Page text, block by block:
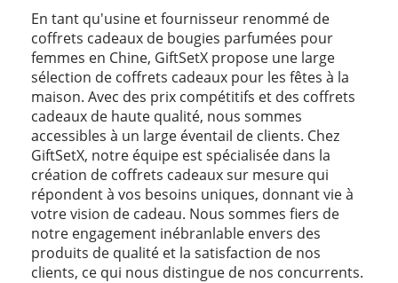
En tant qu'usine et fournisseur renommé de
coffrets cadeaux de bougies parfumées pour
femmes en Chine, GiftSetX propose une large
sélection de coffrets cadeaux pour les fêtes à la
maison. Avec des prix compétitifs et des coffrets
cadeaux de haute qualité, nous sommes
accessibles à un large éventail de clients. Chez
GiftSetX, notre équipe est spécialisée dans la
création de coffrets cadeaux sur mesure qui
répondent à vos besoins uniques, donnant vie à
votre vision de cadeau. Nous sommes fiers de
notre engagement inébranlable envers des
produits de qualité et la satisfaction de nos
clients, ce qui nous distingue de nos concurrents.